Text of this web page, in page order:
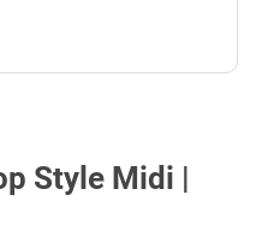
Style Midi |